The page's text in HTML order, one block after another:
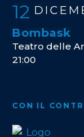
12
Bombask
Teatro delle
21:00
CON IL